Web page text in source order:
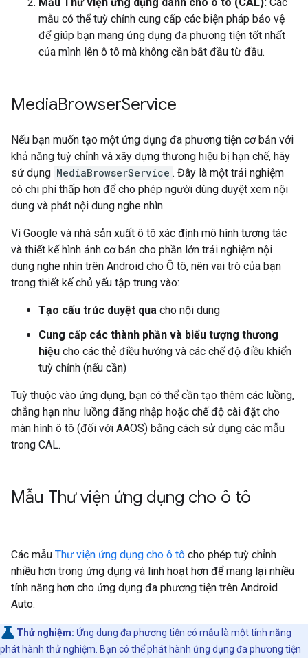
mẫu có thể tuỳ chỉnh cung cấp các biện pháp bảo vệ
để giúp bạn mang ứng dụng đa phương tiện tốt nhất
của mình lên ô tô mà không cần bắt đầu từ đầu.
MediaBrowserService
Nếu bạn muốn tạo một ứng dụng đa phương tiện cơ bản với
khả năng tuỳ chỉnh và xây dựng thương hiệu bị hạn chế, hãy
sử dụng MediaBrowserService . Đây là một trải nghiệm
có chi phí thấp hơn để cho phép người dùng duyệt xem nội
dung và phát nội dung nghe nhìn.
Vì Google và nhà sản xuất ô tô xác định mô hình tương tác
và thiết kế hình ảnh cơ bản cho phần lớn trải nghiệm nội
dung nghe nhìn trên Android cho Ô tô, nên vai trò của bạn
trong thiết kế chủ yếu tập trung vào:
Tạo cấu trúc duyệt qua cho nội dung
Cung cấp các thành phần và biểu tượng thương
hiệu cho các thẻ điều hướng và các chế độ điều khiển
tuỳ chỉnh (nếu cần)
Tuỳ thuộc vào ứng dụng, bạn có thể cần tạo thêm các luồng,
chẳng hạn như luồng đăng nhập hoặc chế độ cài đặt cho
màn hình ô tô (đối với AAOS) bằng cách sử dụng các mẫu
trong CAL.
Mẫu Thư viện ứng dụng cho ô tô
Các mẫu Thư viện ứng dụng cho ô tô cho phép tuỳ chỉnh
nhiều hơn trong ứng dụng và linh hoạt hơn để mang lại nhiều
tính năng hơn cho ứng dụng đa phương tiện trên Android
Auto.
Thử nghiệm: Ứng dụng đa phương tiện có mẫu là một tính năng
phát hành thử nghiệm. Bạn có thể phát hành ứng dụng đa phương tiện